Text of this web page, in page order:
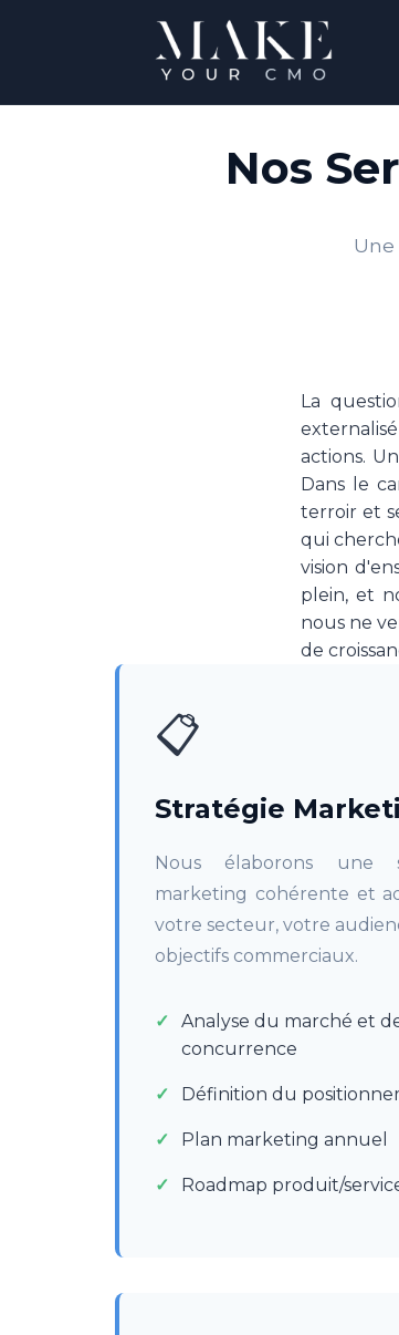
Nos
La
actions.
Dans le
terroir et
qui
vision
plein, et
nous ne
de
📋
Stratégie
Nous élaborons une
marketing cohérente et
votre secteur, votre
objectifs commerciaux.
Analyse du marché et
concurrence
Définition du
Plan marketing annuel
Roadmap produit/